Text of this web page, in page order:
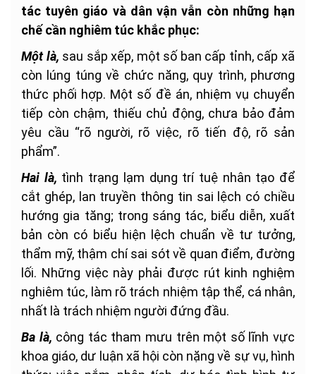
tác tuyên giáo và dân vận vẫn còn những hạn
chế cần nghiêm túc khắc phục:
Một là, sau sắp xếp, một số ban cấp tỉnh, cấp xã
còn lúng túng về chức năng, quy trình, phương
thức phối hợp. Một số đề án, nhiệm vụ chuyển
tiếp còn chậm, thiếu chủ động, chưa bảo đảm
yêu cầu “rõ người, rõ việc, rõ tiến độ, rõ sản
phẩm”.
Hai là, tình trạng lạm dụng trí tuệ nhân tạo để
cắt ghép, lan truyền thông tin sai lệch có chiều
hướng gia tăng; trong sáng tác, biểu diễn, xuất
bản còn có biểu hiện lệch chuẩn về tư tưởng,
thẩm mỹ, thậm chí sai sót về quan điểm, đường
lối. Những việc này phải được rút kinh nghiệm
nghiêm túc, làm rõ trách nhiệm tập thể, cá nhân,
nhất là trách nhiệm người đứng đầu.
Ba là, công tác tham mưu trên một số lĩnh vực
khoa giáo, dư luận xã hội còn nặng về sự vụ, hình